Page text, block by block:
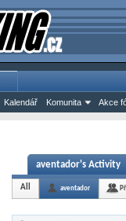
Kalendář Komunita Akce
aventador's Activity
All aventador